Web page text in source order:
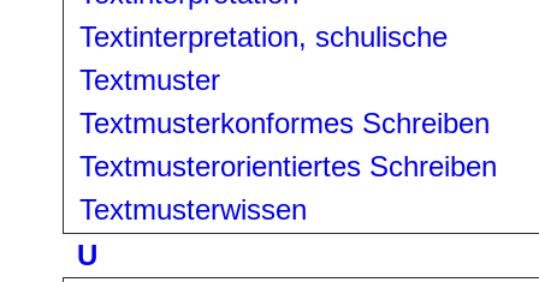
Textinterpretation, schulische
Textmuster
Textmusterkonformes Schreiben
Textmusterorientiertes Schreiben
Textmusterwissen
U